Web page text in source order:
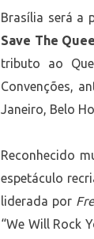
Brasília será a
Save The
tributo ao
Convenções,
Janeiro, Belo
Reconhecido
espetáculo
liderada por
“We Will Rock